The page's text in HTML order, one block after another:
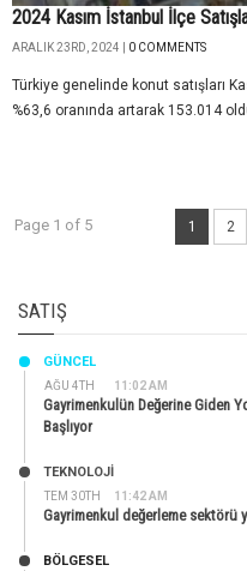
2024 Kasım İstanbul İlçe
ARALIK 23RD, 2024 | 0 COMMENTS
Türkiye genelinde konut satışları
%63,6 oranında artarak 153.014
Page 1 of 5 1 2
SATIŞ
AĞU 4TH 11:02 AM
GÜNCEL
Gayrimenkulün Değerine Giden
Başlıyor
TEM 30TH 11:42 AM
TEKNOLOJİ
Gayrimenkul değerleme sektörü
BÖLGESEL